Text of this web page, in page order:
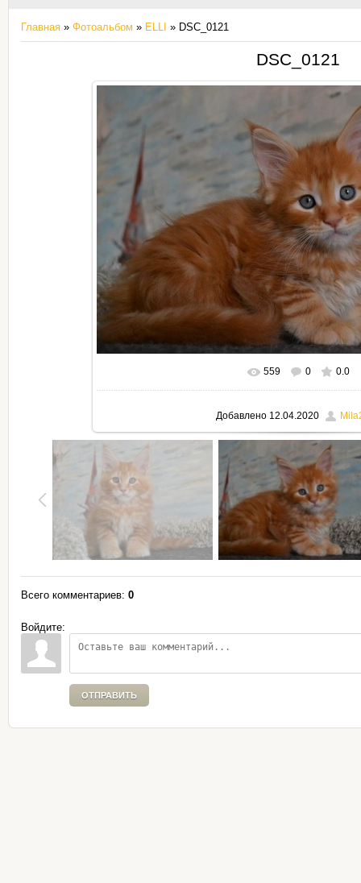
Главная » Фотоальбом » ELLI » DSC_0121
DSC_0121
В реальном размере 795x530
559 0 0.0
Добавлено12.04.2020
Всего комментариев: 0
Войдите:
ОТПРАВИТЬ